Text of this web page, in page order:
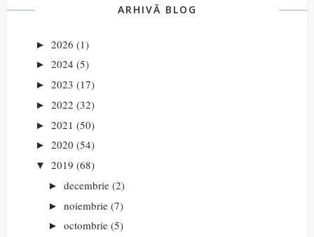
ARHIVĂ BLOG
► 2026 (1)
► 2024 (5)
► 2023 (17)
► 2022 (32)
► 2021 (50)
► 2020 (54)
▼ 2019 (68)
► decembrie (2)
► noiembrie (7)
► octombrie (5)